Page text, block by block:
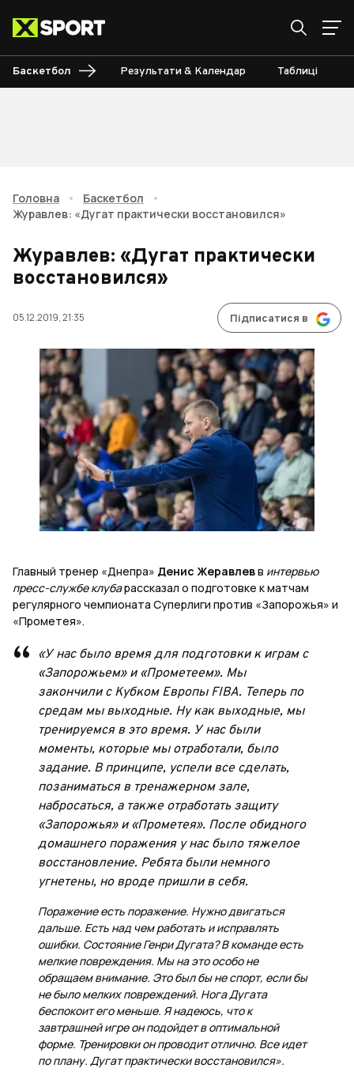
Баскетбол Результати & Календар Таблиці
Головна • Баскетбол
•
Журавлев: «Дугат практически восстановился»
Журавлев: «Дугат практически
восстановился»
05.12.2019, 21:35 Підписатися в
Главный тренер «Днепра» Денис Жеравлевв интервью
пресс-службе клубарассказал о подготовке к матчам
регулярного чемпионата Суперлиги против «Запорожья» и
«Прометея».
«У нас было время для подготовки к играм с
«Запорожьем» и «Прометеем». Мы
закончили с Кубком Европы FIBA. Теперь по
средам мы выходные. Ну как выходные, мы
тренируемся в это время. У нас были
моменты, которые мы отработали, было
задание. В принципе, успели все сделать,
позаниматься в тренажерном зале,
набросаться, а также отработать защиту
«Запорожья» и «Прометея». После обидного
домашнего поражения у нас было тяжелое
восстановление. Ребята были немного
угнетены, но вроде пришли в себя.
Поражение есть поражение. Нужно двигаться
дальше. Есть над чем работать и исправлять
ошибки. Состояние Генри Дугата? В команде есть
мелкие повреждения. Мы на это особо не
обращаем внимание. Это был бы не спорт, если бы
не было мелких повреждений. Нога Дугата
беспокоит его меньше. Я надеюсь, что к
завтрашней игре он подойдет в оптимальной
форме. Тренировки он проводит отлично. Все идет
по плану. Дугат практически восстановился».